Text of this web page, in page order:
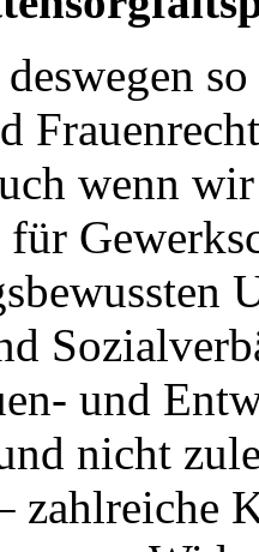
deswegen
wenn
für
und
nicht
zahlreiche